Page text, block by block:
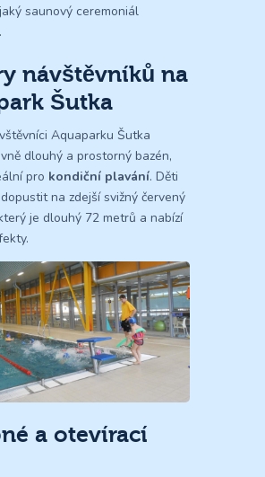
saunový ceremoniál
návštěvníků na
Šutka
Aquaparku Šutka
dlouhý a prostorný bazén,
pro kondiční plavání. Děti
na zdejší svižný červený
je dlouhý 72 metrů a nabízí
a otevírací